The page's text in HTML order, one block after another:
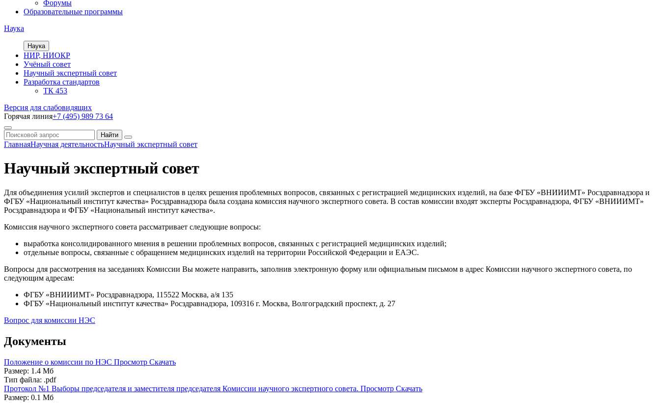
Форумы
Образовательные программы
Наука
Наука
НИР, НИОКР
Учёный совет
Научный экспертный совет
Разработка стандартов
ТК 453
Версия для слабовидящих
Горячая линия+7 (495) 989 73 64
ГлавнаяНаучная деятельностьНаучный экспертный совет
Научный экспертный совет
Для объединения усилий экспертов и специалистов в целях решения проблемных вопросов, связанных с регистрацией медицинских изделий, на базе ФГБУ «ВНИИИМТ» Росздравнадзора и
ФГБУ «Национальный институт качества» Росздравнадзора была создана комиссия научного экспертного совета. В состав комиссии входят эксперты Росздравнадзора, ФГБУ «ВНИИИМТ»
Росздравнадзора и ФГБУ «Национальный институт качества».
Комиссия научного экспертного совета рассматривает следующие вопросы:
выработка консолидированного мнения в решении проблемных вопросов, связанных с регистрацией медицинских изделий;
отдельные вопросы, связанные с обращением медицинских изделий на территории Российской Федерации и ЕАЭС.
Вопросы для рассмотрения на заседаниях Комиссии Вы можете направить, заполнив электронную форму или официальным письмом в адрес Комиссии научного экспертного совета, по
следующим адресам:
ФГБУ «ВНИИИМТ» Росздравнадзора, 115522 Москва, а/я 135
ФГБУ «Национальный институт качества» Росздравнадзора, 109316 г. Москва, Волгоградский проспект, д. 27
Вопрос для комиссии НЭС
Документы
Положение о комиссии по НЭС Просмотр Скачать
Размер: 1.4 Мб
Тип файла: .pdf
Протокол №1 Выборы председателя и заместителя председателя Комиссии научного экспертного совета. Просмотр Скачать
Размер: 0.1 Мб